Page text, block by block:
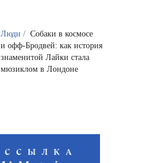
Люди / Собаки в космосе
и офф-Бродвей: как история
знаменитой Лайки стала
мюзиклом в Лондоне